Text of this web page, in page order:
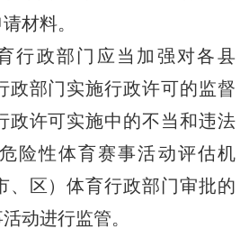
材料。
行政部门应当加强对各县
政部门实施行政许可的监督
政许可实施中的不当和违法
险性体育赛事活动评估机
、区）体育行政部门审批的
动进行监管。